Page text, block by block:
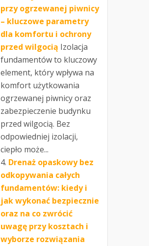
przy ogrzewanej piwnicy
– kluczowe parametry
dla komfortu i ochrony
przed wilgocią Izolacja
fundamentów to kluczowy
element, który wpływa na
komfort użytkowania
ogrzewanej piwnicy oraz
zabezpieczenie budynku
przed wilgocią. Bez
odpowiedniej izolacji,
ciepło może...
Drenaż opaskowy bez
odkopywania całych
fundamentów: kiedy i
jak wykonać bezpiecznie
oraz na co zwrócić
uwagę przy kosztach i
wyborze rozwiązania